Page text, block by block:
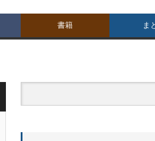
書籍 ま